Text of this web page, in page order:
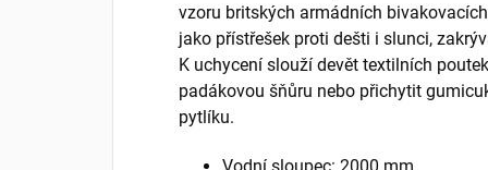
vzoru britských armádních
jako přístřešek proti dešti i slunci,
K uchycení slouží devět textilních
padákovou šňůru nebo přichytit
pytlíku.